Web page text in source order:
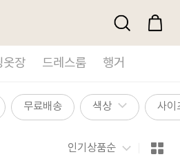
옷장 드레스룸 행거
무료배송 색상 사이
인기상품순
정